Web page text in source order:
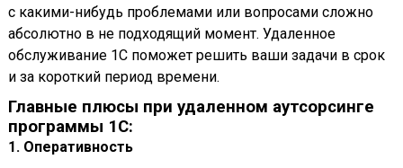
с какими-нибудь проблемами или вопросами сложно
абсолютно в не подходящий момент. Удаленное
обслуживание 1С поможет решить ваши задачи в срок
и за короткий период времени.
Главные плюсы при удаленном аутсорсинге
программы 1С:
1. Оперативность